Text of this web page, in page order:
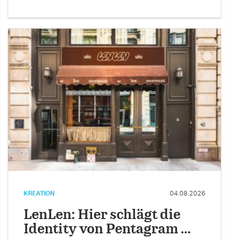
KREATION 04.08.2026
LenLen: Hier schlägt die
Identity von Pentagram …